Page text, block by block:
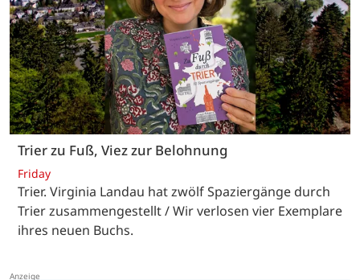
Trier zu Fuß, Viez zur Belohnung
Friday
Trier. Virginia Landau hat zwölf Spaziergänge durch
Trier zusammengestellt / Wir verlosen vier Exemplare
ihres neuen Buchs.